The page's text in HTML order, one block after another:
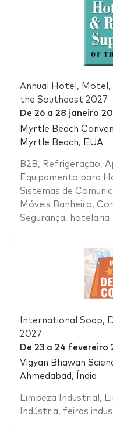
Annual Hotel,
the Southeast 2027
De 26a 28 janeiro
Myrtle Beach
Myrtle Beach, EUA
B2B, Refrigeração,
Equipamento para
Sistemas de
Móveis Banheiro,
Segurança, hotelaria
International Soap,
2027
De 23a 24 fevereiro
Vigyan Bhawan
Ahmedabad, Índia
Limpeza Industrial ,
Indústria, feiras